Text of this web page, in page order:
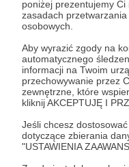
poniżej prezentujemy
zasadach
osobowych.
Aby wyrazić zgody na
automatycznego
informacji na Twoim
przechowywanie przez
zewnętrzne, które
kliknij AKCEPTUJĘ I
Jeśli chcesz
dotyczące zbierania
"USTAWIENIA
40 zł
Do
Zostań współtwórcą
będziemy się uczyć.
★Pełny pakiet
materiały PDF.
★Głosowanie na
kolejnych odcinków